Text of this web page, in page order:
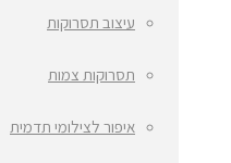
עיצוב תסרוקות
תסרוקות צמות
איפור לצילומי תדמית